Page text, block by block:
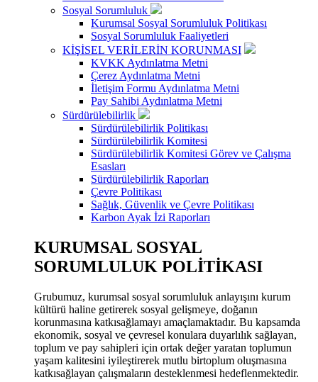
Sosyal Sorumluluk
Kurumsal Sosyal Sorumluluk Politikası
Sosyal Sorumluluk Faaliyetleri
KİŞİSEL VERİLERİN KORUNMASI
KVKK Aydınlatma Metni
Çerez Aydınlatma Metni
İletişim Formu Aydınlatma Metni
Pay Sahibi Aydınlatma Metni
Sürdürülebilirlik
Sürdürülebilirlik Politikası
Sürdürülebilirlik Komitesi
Sürdürülebilirlik Komitesi Görev ve Çalışma
Esasları
Sürdürülebilirlik Raporları
Çevre Politikası
Sağlık, Güvenlik ve Çevre Politikası
Karbon Ayak İzi Raporları
KURUMSAL SOSYAL
SORUMLULUK POLİTİKASI
Grubumuz, kurumsal sosyal sorumluluk anlayışını kurum
kültürü haline getirerek sosyal gelişmeye, doğanın
korunmasına katkısağlamayı amaçlamaktadır. Bu kapsamda
ekonomik, sosyal ve çevresel konulara duyarlılık sağlayan,
toplum ve pay sahipleri için ortak değer yaratan toplumun
yaşam kalitesini iyileştirerek mutlu birtoplum oluşmasına
katkısağlayan çalışmaların desteklenmesi hedeflenmektedir.